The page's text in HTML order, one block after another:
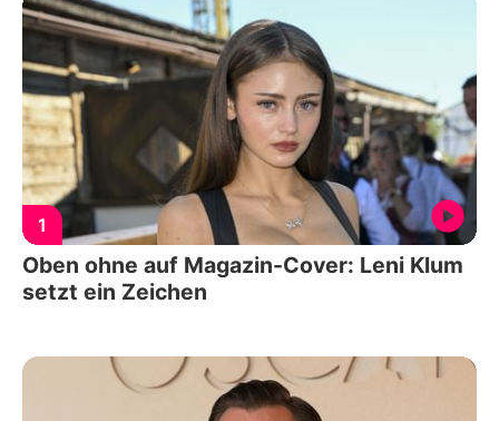
1
Oben ohne auf Magazin-Cover: Leni Klum
setzt ein Zeichen